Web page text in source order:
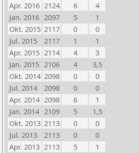
Apr. 2016 2124 6
4
Jan. 2016 2097 5
1
Okt. 2015 2117 0
0
Jul. 2015
2117 1
1
Apr. 2015 2114 4
3
Jan. 2015 2106 4
3,5
Okt. 2014 2098 0
0
Jul. 2014
2098 0
0
Apr. 2014 2098 6
1
Jan. 2014 2109 5
1,5
Okt. 2013 2113 0
0
Jul. 2013
2113 0
0
Apr. 2013 2113 5
1